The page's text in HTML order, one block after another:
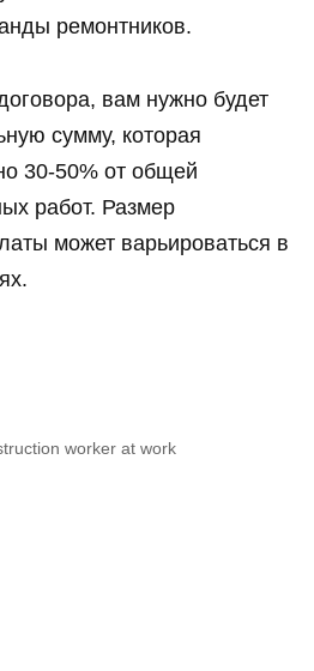
ремонтников.
вам нужно будет
сумму, которая
30-50% от общей
работ. Размер
может варьироваться в
worker at work